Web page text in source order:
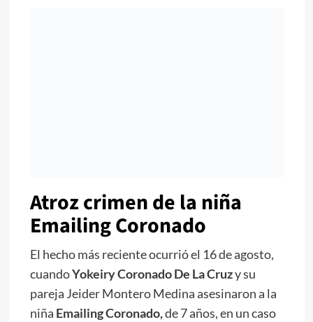
Atroz crimen de la niña
Emailing Coronado
El hecho más reciente ocurrió el 16 de agosto,
cuandoYokeiry Coronado De La Cruzy su
pareja Jeider Montero Medina asesinaron a la
niña Emailing Coronado,de 7 años, en un caso